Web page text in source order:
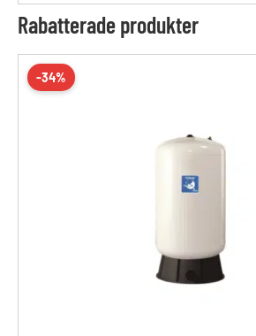
Rabatterade produkter
-34%